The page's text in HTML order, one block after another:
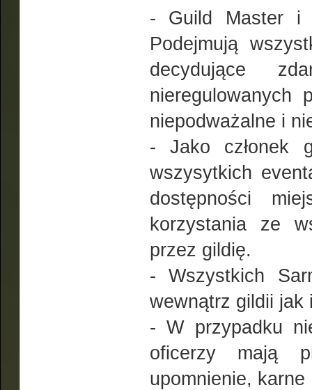
- Guild Master i
Podejmują
decydujące
nieregulowanych
niepodważalne i
- Jako członek
wszysytkich
dostępności
korzystania ze
przez gildię.
- Wszystkich
wewnątrz gildii jak
- W przypadku
oficerzy mają
upomnienie,